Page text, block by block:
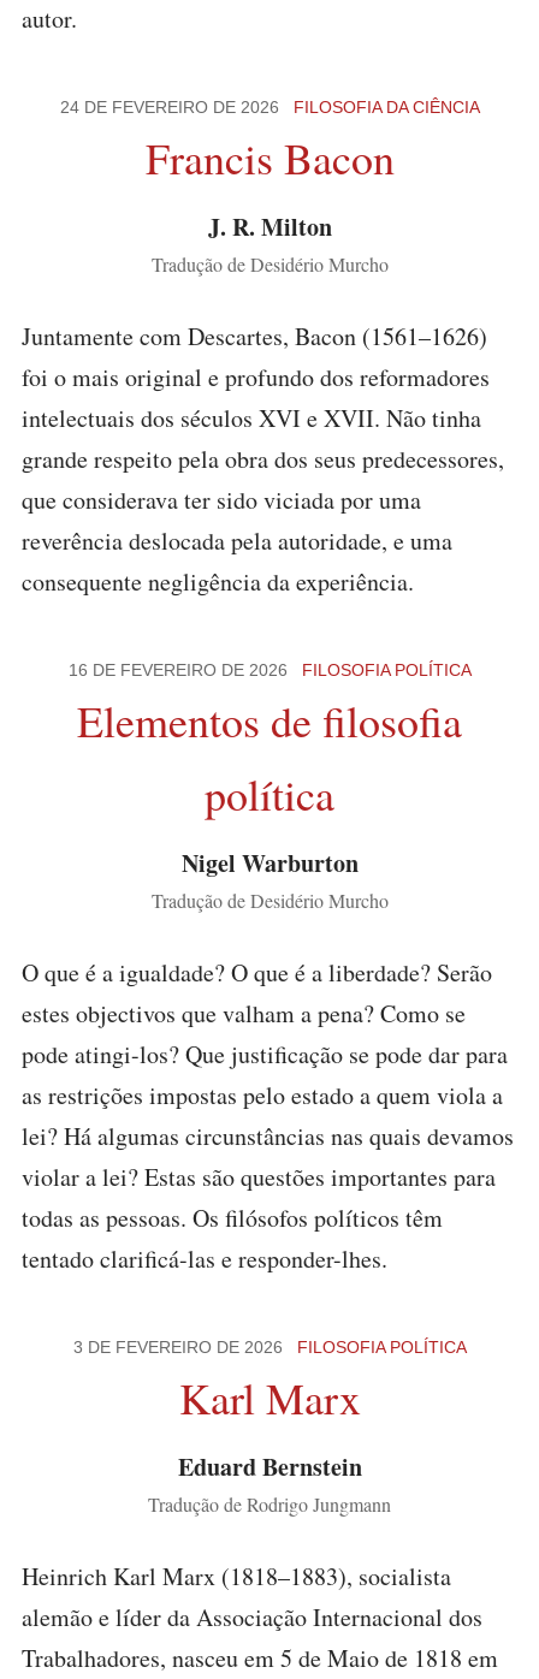
autor.
24 DE FEVEREIRO DE 2026 FILOSOFIA DA CIÊNCIA
Francis Bacon
J. R. Milton
Tradução de Desidério Murcho
Juntamente com Descartes, Bacon (1561–1626)
foi o mais original e profundo dos reformadores
intelectuais dos séculos XVI e XVII. Não tinha
grande respeito pela obra dos seus predecessores,
que considerava ter sido viciada por uma
reverência deslocada pela autoridade, e uma
consequente negligência da experiência.
16 DE FEVEREIRO DE 2026 FILOSOFIA POLÍTICA
Elementos de filosofia
política
Nigel Warburton
Tradução de Desidério Murcho
O que é a igualdade? O que é a liberdade? Serão
estes objectivos que valham a pena? Como se
pode atingi-los? Que justificação se pode dar para
as restrições impostas pelo estado a quem viola a
lei? Há algumas circunstâncias nas quais devamos
violar a lei? Estas são questões importantes para
todas as pessoas. Os filósofos políticos têm
tentado clarificá-las e responder-lhes.
3 DE FEVEREIRO DE 2026 FILOSOFIA POLÍTICA
Karl Marx
Eduard Bernstein
Tradução de Rodrigo Jungmann
Heinrich Karl Marx (1818–1883), socialista
alemão e líder da Associação Internacional dos
Trabalhadores, nasceu em 5 de Maio de 1818 em